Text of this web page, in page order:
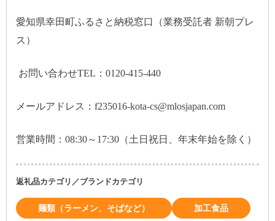
愛知県幸田町ふるさと納税窓口（業務受託者 新朝プレ
ス）
お問い合わせTEL：0120-415-440
メールアドレス：f235016-kota-cs@mlosjapan.com
営業時間：08:30～17:30（土日祝日、年末年始を除く）
返礼品カテゴリ／ブランドカテゴリ
麺類（ラーメン、そばなど） 加工食品